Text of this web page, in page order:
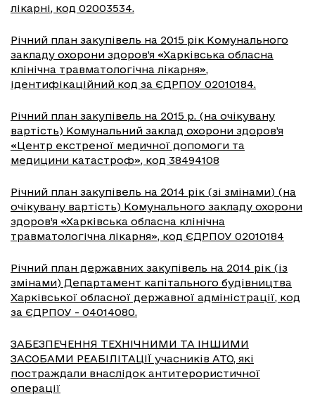
лікарні, код 02003534.
Річний план закупівель на 2015 рік Комунального
закладу охорони здоров’я «Харківська обласна
клінічна травматологічна лікарня»,
ідентифікаційний код за ЄДРПОУ 02010184.
Річний план закупівель на 2015 р. (на очікувану
вартість) Комунальний заклад охорони здоров’я
«Центр екстреної медичної допомоги та
медицини катастроф», код 38494108
Річний план закупівель на 2014 рік (зі змінами) (на
очікувану вартість) Комунального закладу охорони
здоров’я «Харківська обласна клінічна
травматологічна лікарня», код ЄДРПОУ 02010184
Річний план державних закупівель на 2014 рік (із
змінами) Департамент капітального будівництва
Харківської обласної державної адміністрації, код
за ЄДРПОУ - 04014080.
ЗАБЕЗПЕЧЕННЯ ТЕХНІЧНИМИ ТА ІНШИМИ
ЗАСОБАМИ РЕАБІЛІТАЦІЇ учасників АТО, які
постраждали внаслідок антитерористичної
операції